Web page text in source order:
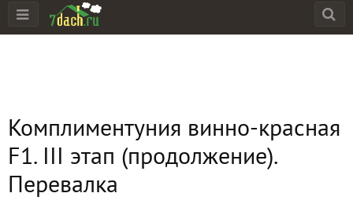
Комплиментуния винно-красная
F1. III этап (продолжение).
Перевалка